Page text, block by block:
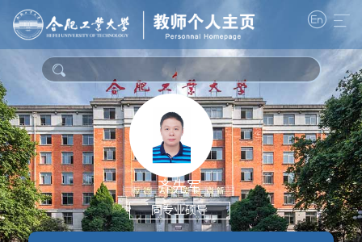
齐先军
同专业硕导